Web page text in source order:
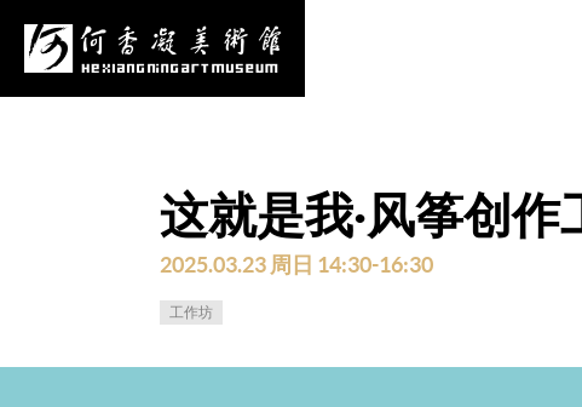
项目申报 采购公告 更多
这就是我·风筝创作
2025.03.23 周日 14:30-16:30
工作坊